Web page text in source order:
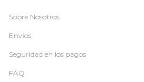
Sobre Nosotros
Envíos
Seguridad en los pagos
FAQ